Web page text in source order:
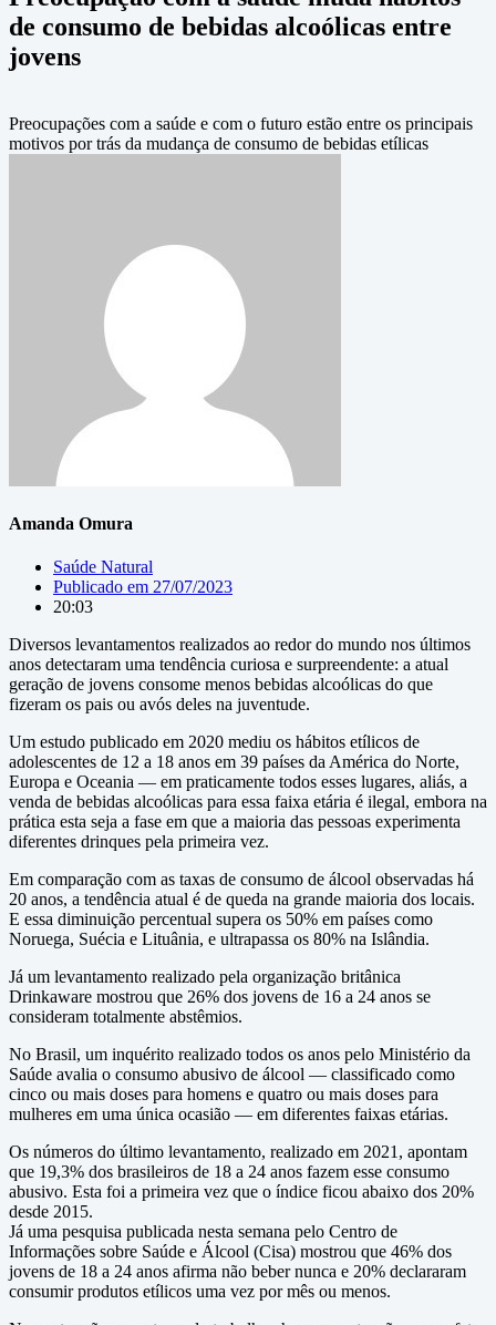
de consumo de bebidas alcoólicas entre
jovens
Preocupações com a saúde e com o futuro estão entre os principais
motivos por trás da mudança de consumo de bebidas etílicas
Amanda Omura
Saúde Natural
Publicado em 27/07/2023
20:03
Diversos levantamentos realizados ao redor do mundo nos últimos
anos detectaram uma tendência curiosa e surpreendente: a atual
geração de jovens consome menos bebidas alcoólicas do que
fizeram os pais ou avós deles na juventude.
Um estudo publicado em 2020 mediu os hábitos etílicos de
adolescentes de 12 a 18 anos em 39 países da América do Norte,
Europa e Oceania — em praticamente todos esses lugares, aliás, a
venda de bebidas alcoólicas para essa faixa etária é ilegal, embora na
prática esta seja a fase em que a maioria das pessoas experimenta
diferentes drinques pela primeira vez.
Em comparação com as taxas de consumo de álcool observadas há
20 anos, a tendência atual é de queda na grande maioria dos locais.
E essa diminuição percentual supera os 50% em países como
Noruega, Suécia e Lituânia, e ultrapassa os 80% na Islândia.
Já um levantamento realizado pela organização britânica
Drinkaware mostrou que 26% dos jovens de 16 a 24 anos se
consideram totalmente abstêmios.
No Brasil, um inquérito realizado todos os anos pelo Ministério da
Saúde avalia o consumo abusivo de álcool — classificado como
cinco ou mais doses para homens e quatro ou mais doses para
mulheres em uma única ocasião — em diferentes faixas etárias.
Os números do último levantamento, realizado em 2021, apontam
que 19,3% dos brasileiros de 18 a 24 anos fazem esse consumo
abusivo. Esta foi a primeira vez que o índice ficou abaixo dos 20%
desde 2015.
Já uma pesquisa publicada nesta semana pelo Centro de
Informações sobre Saúde e Álcool (Cisa) mostrou que 46% dos
jovens de 18 a 24 anos afirma não beber nunca e 20% declararam
consumir produtos etílicos uma vez por mês ou menos.